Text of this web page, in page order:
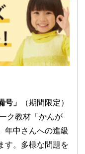
号」
（期間限定）
ク教材「かんが
年中さんへの進級
す。多様な問題を